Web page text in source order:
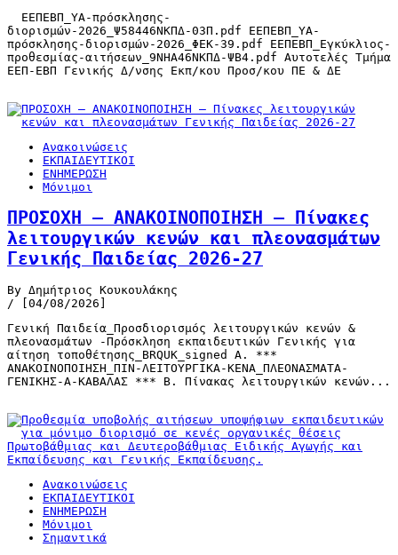
ΕΕΠΕΒΠ_ΥΑ-πρόσκλησης-
διορισμών-2026_Ψ58446ΝΚΠΔ-03Π.pdf ΕΕΠΕΒΠ_ΥΑ-
πρόσκλησης-διορισμών-2026_ΦΕΚ-39.pdf ΕΕΠΕΒΠ_Εγκύκλιος-
προθεσμίας-αιτήσεων_9ΝΗΑ46ΝΚΠΔ-ΨΒ4.pdf Αυτοτελές Τμήμα
ΕΕΠ-ΕΒΠ Γενικής Δ/νσης Εκπ/κου Προσ/κου ΠΕ & ΔΕ
Ανακοινώσεις
ΕΚΠΑΙΔΕΥΤΙΚΟΙ
ΕΝΗΜΕΡΩΣΗ
Μόνιμοι
ΠΡΟΣΟΧΗ – ΑΝΑΚΟΙΝΟΠΟΙΗΣΗ – Πίνακες
λειτουργικών κενών και πλεονασμάτων
Γενικής Παιδείας 2026-27
By Δημήτριος Κουκουλάκης
/ [04/08/2026]
Γενική Παιδεία_Προσδιορισμός λειτουργικών κενών &
πλεονασμάτων -Πρόσκληση εκπαιδευτικών Γενικής για
αίτηση τοποθέτησης_BRQUK_signed Α. ***
ΑΝΑΚΟΙΝΟΠΟΙΗΣΗ_ΠΙΝ-ΛΕΙΤΟΥΡΓΙΚΑ-ΚΕΝΑ_ΠΛΕΟΝΑΣΜΑΤΑ-
ΓΕΝΙΚΗΣ-Α-ΚΑΒΑΛΑΣ *** Β. Πίνακας λειτουργικών κενών...
Ανακοινώσεις
ΕΚΠΑΙΔΕΥΤΙΚΟΙ
ΕΝΗΜΕΡΩΣΗ
Μόνιμοι
Σημαντικά